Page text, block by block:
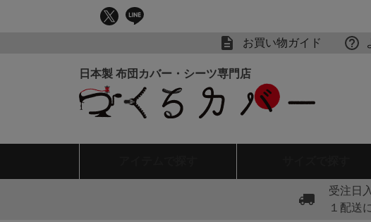
お買い物ガイド
受注日
１配送